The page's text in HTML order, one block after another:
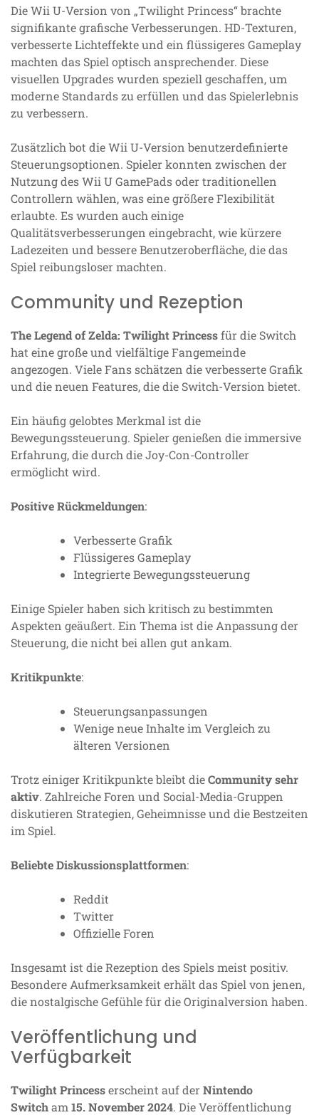
Die Wii U-Version von „Twilight Princess“ brachte
signifikante grafische Verbesserungen. HD-Texturen,
verbesserte Lichteffekte und ein flüssigeres Gameplay
machten das Spiel optisch ansprechender. Diese
visuellen Upgrades wurden speziell geschaffen, um
moderne Standards zu erfüllen und das Spielerlebnis
zu verbessern.
Zusätzlich bot die Wii U-Version benutzerdefinierte
Steuerungsoptionen. Spieler konnten zwischen der
Nutzung des Wii U GamePads oder traditionellen
Controllern wählen, was eine größere Flexibilität
erlaubte. Es wurden auch einige
Qualitätsverbesserungen eingebracht, wie kürzere
Ladezeiten und bessere Benutzeroberfläche, die das
Spiel reibungsloser machten.
Community und Rezeption
The Legend of Zelda: Twilight Princessfür die Switch
hat eine große und vielfältige Fangemeinde
angezogen. Viele Fans schätzen die verbesserte Grafik
und die neuen Features, die die Switch-Version bietet.
Ein häufig gelobtes Merkmal ist die
Bewegungssteuerung. Spieler genießen die immersive
Erfahrung, die durch die Joy-Con-Controller
ermöglicht wird.
Positive Rückmeldungen:
Verbesserte Grafik
Flüssigeres Gameplay
Integrierte Bewegungssteuerung
Einige Spieler haben sich kritisch zu bestimmten
Aspekten geäußert. Ein Thema ist die Anpassung der
Steuerung, die nicht bei allen gut ankam.
Kritikpunkte:
Steuerungsanpassungen
Wenige neue Inhalte im Vergleich zu
älteren Versionen
Trotz einiger Kritikpunkte bleibt dieCommunity sehr
aktiv. Zahlreiche Foren und Social-Media-Gruppen
diskutieren Strategien, Geheimnisse und die Bestzeiten
im Spiel.
Beliebte Diskussionsplattformen:
Reddit
Twitter
Offizielle Foren
Insgesamt ist die Rezeption des Spiels meist positiv.
Besondere Aufmerksamkeit erhält das Spiel von jenen,
die nostalgische Gefühle für die Originalversion haben.
Veröffentlichung und
Verfügbarkeit
Twilight Princesserscheint auf derNintendo
Switcham 15. November 2024. Die Veröffentlichung